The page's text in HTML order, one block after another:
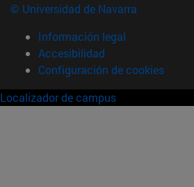
© Universidad de Navarra
Información legal
Accesibilidad
Configuración de cookies
Localizador de campus